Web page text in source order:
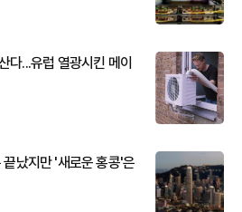
다...유럽 열광시킨 메이
났지만 '새로운 홍콩'은